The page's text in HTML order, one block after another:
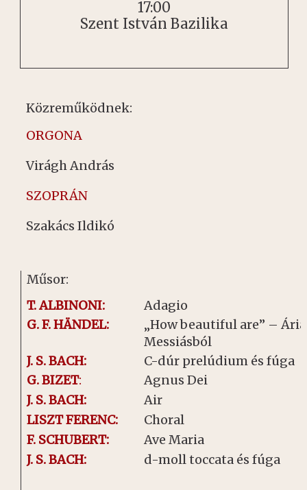
17:00
Szent István Bazilika
Közreműködnek:
ORGONA
Virágh András
SZOPRÁN
Szakács Ildikó
Műsor:
T. ALBINONI:
Adagio
G. F. HÄNDEL:
„How beautiful are” –
Messiásból
J. S. BACH:
C-dúr prelúdium és fúga
G. BIZET:
Agnus Dei
J. S. BACH:
Air
LISZT FERENC:
Choral
F. SCHUBERT:
Ave Maria
J. S. BACH:
d-moll toccata és fúga